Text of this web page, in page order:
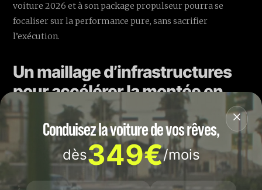
voiture 2026 et à son package propulseur pourra se
focaliser sur la performance pure, sans sacrifier
l’exécution.
Un maillage d’infrastructures
pour accélérer la montée en
puissance 🏗️
La force d’un projet F1 réside aussi dans son écosystème.
Cadillac déploie une architecture multi-sites pour
rattraper son retard sur les écuries établies. Le cœur
opérationnel se trouve à Silverstone, au plus près de la
Conduisez la voiture de vos rêves,
dès349€/mois